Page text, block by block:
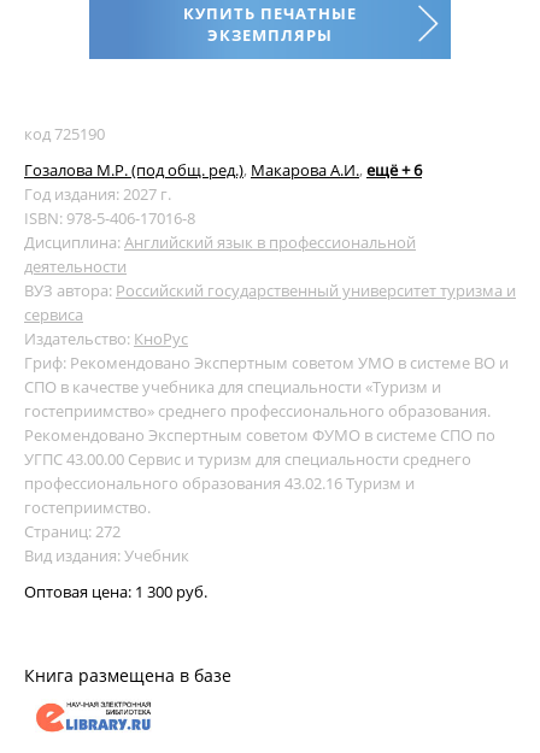
КУПИТЬ ПЕЧАТНЫЕ
ЭКЗЕМПЛЯРЫ
код 725190
Гозалова М.Р. (под общ. ред.), Макарова А.И., ещё + 6
Год издания: 2027 г.
ISBN: 978-5-406-17016-8
Дисциплина:Английский язык в профессиональной
деятельности
ВУЗ автора: Российский государственный университет туризма и
сервиса
Издательство: КноРус
Гриф: Рекомендовано Экспертным советом УМО в системе ВО и
СПО в качестве учебника для специальности «Туризм и
гостеприимство» среднего профессионального образования.
Рекомендовано Экспертным советом ФУМО в системе СПО по
УГПС 43.00.00 Сервис и туризм для специальности среднего
профессионального образования 43.02.16 Туризм и
гостеприимство.
Страниц: 272
Вид издания: Учебник
Оптовая цена: 1 300 руб.
Книга размещена в базе